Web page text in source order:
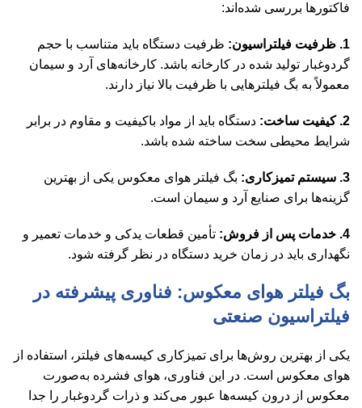
فاکتورها بررسی شده‌اند:
1. ظرفیت فیلتراسیون:
ظرفیت دستگاه باید متناسب با حجم
گردوغبار تولید شده در کارخانه باشد. کارخانه‌های آرد و سیمان
معمولاً به بگ فیلترهایی با ظرفیت بالا نیاز دارند.
2. کیفیت ساخت:
دستگاه باید از مواد باکیفیت و مقاوم در برابر
شرایط محیطی سخت ساخته شده باشد.
3. سیستم تمیزکاری:
بگ فیلتر هوای معکوس یکی از بهترین
گزینه‌ها برای صنایع آرد و سیمان است.
4. خدمات پس از فروش:
تأمین قطعات یدکی و خدمات تعمیر و
نگهداری باید در زمان خرید دستگاه در نظر گرفته شود.
بگ فیلتر هوای معکوس: فناوری پیشرفته در
فیلتراسیون صنعتی
یکی از بهترین روش‌ها برای تمیزکاری کیسه‌های فیلتر، استفاده از
هوای معکوس است. در این فناوری، هوای فشرده به‌صورت
معکوس از درون کیسه‌ها عبور می‌کند و ذرات گردوغبار را جدا